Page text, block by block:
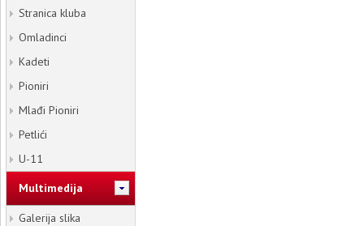
Stranica kluba
Omladinci
Kadeti
Pioniri
Mlađi Pioniri
Petlići
U-11
Multimedija
Galerija slika